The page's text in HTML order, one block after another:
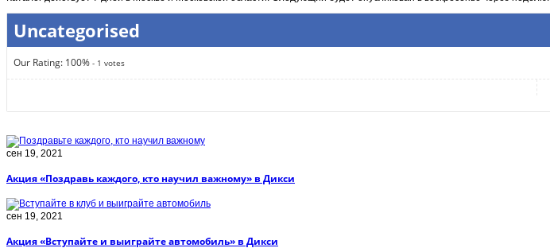
Uncategorised
Our Rating: 100% - 1 votes
сен 19, 2021
Акция «Поздравь каждого, кто научил важному» в Дикси
сен 19, 2021
Акция «Вступайте и выиграйте автомобиль» в Дикси